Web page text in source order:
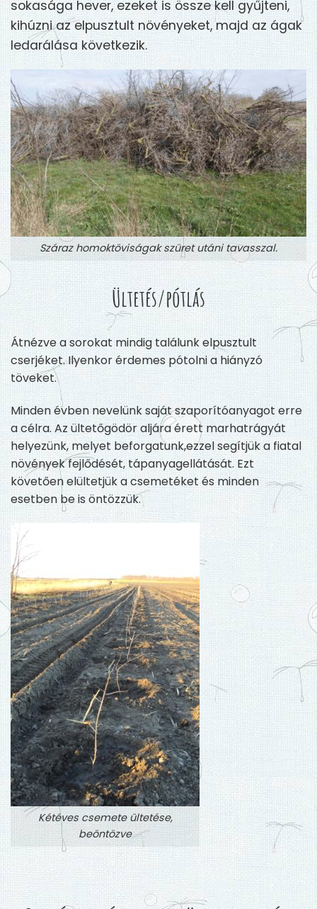
sokasága hever, ezeket is össze kell gyűjteni,
kihúzni az elpusztult növényeket, majd az ágak
ledarálása következik.
Száraz homoktöviságak szüret utáni tavasszal.
Ültetés/pótlás
Átnézve a sorokat mindig találunk elpusztult
cserjéket. Ilyenkor érdemes pótolni a hiányzó
töveket.
Minden évben nevelünk saját szaporítóanyagot erre
a célra. Az ültetőgödör aljára érett marhatrágyát
helyezünk, melyet beforgatunk,ezzel segítjük a fiatal
növények fejlődését, tápanyagellátását. Ezt
követően elültetjük a csemetéket és minden
esetben be is öntözzük.
Kétéves csemete ültetése,
beöntözve